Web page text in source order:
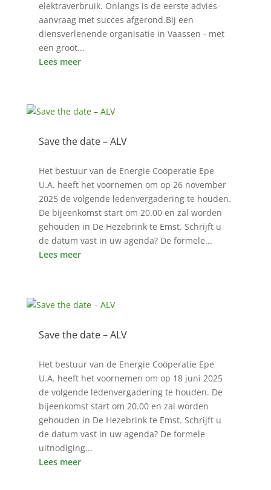
elektraverbruik. Onlangs is de eerste advies-
aanvraag met succes afgerond.Bij een
diensverlenende organisatie in Vaassen - met
een groot...
Lees meer
Save the date – ALV
Het bestuur van de Energie Coöperatie Epe
U.A. heeft het voornemen om op 26 november
2025 de volgende ledenvergadering te houden.
De bijeenkomst start om 20.00 en zal worden
gehouden in De Hezebrink te Emst. Schrijft u
de datum vast in uw agenda? De formele...
Lees meer
Save the date – ALV
Het bestuur van de Energie Coöperatie Epe
U.A. heeft het voornemen om op 18 juni 2025
de volgende ledenvergadering te houden. De
bijeenkomst start om 20.00 en zal worden
gehouden in De Hezebrink te Emst. Schrijft u
de datum vast in uw agenda? De formele
uitnodiging...
Lees meer